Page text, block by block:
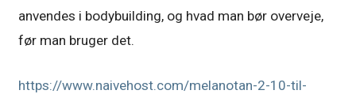
anvendes i bodybuilding, og hvad man bør overveje,
før man bruger det.
https://www.naivehost.com/melanotan-2-10-til-